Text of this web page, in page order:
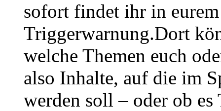
sofort findet ihr in
Triggerwarnung.Dort
welche Themen euch
also Inhalte, auf die im
werden soll – oder ob